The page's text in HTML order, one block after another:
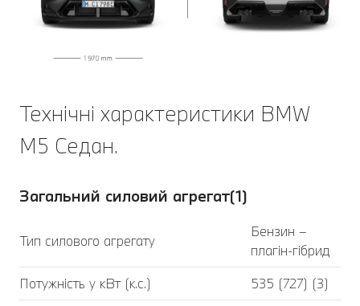
Технічні характеристики BMW
M5 Седан.
Загальний силовий агрегат(1)
Тип силового агрегату
Бензин –
плагін-гібрид
Потужність у кВт (к.с.)
535 (727) (3)